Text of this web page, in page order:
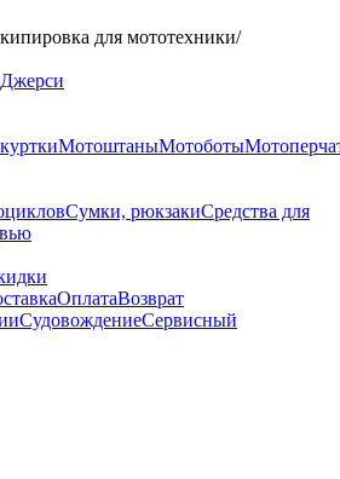
для мототехники/
Джерси
МотоштаныМотоботы
Сумки, рюкзакиСредства для
ОплатаВозврат
СудовождениеСервисный